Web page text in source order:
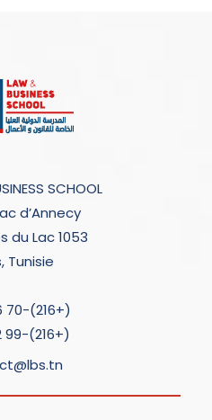
SCHOOL,
d’Annecy,
du Lac 1053,
Tunisie
(+216)-70 026 426
(+216)-99 762 280